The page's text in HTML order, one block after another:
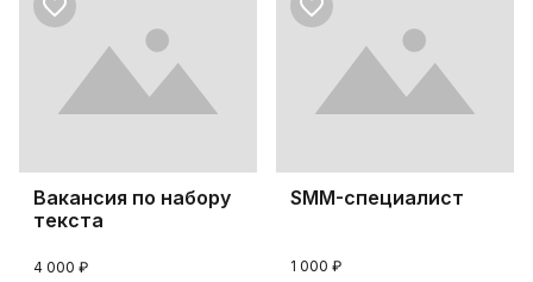
Вакансия по набору
текста
4 000 ₽
SMM-специалист
1 000 ₽